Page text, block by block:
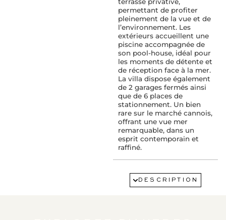
permettant de profiter
pleinement de la vue et de
l’environnement. Les
extérieurs accueillent une
piscine accompagnée de
son pool-house, idéal pour
les moments de détente et
de réception face à la mer.
La villa dispose également
de 2 garages fermés ainsi
que de 6 places de
stationnement. Un bien
rare sur le marché cannois,
offrant une vue mer
remarquable, dans un
esprit contemporain et
raffiné.
SERVICES :
Adoucisseur d’eau
AlarmeDESCRIPTION